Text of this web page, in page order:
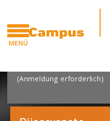
MENÜ
Zum Hauptinhalt
Blöcke
[Cocoon] Boxes überspringen
(Anmeldung erforderlich)